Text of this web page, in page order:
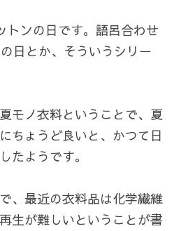
トンの日です。語呂合わせ
日とか、そういうシリー
モノ衣料ということで、夏
ちょうど良いと、かつて日
たようです。
、最近の衣料品は化学繊維
生が難しいということが書